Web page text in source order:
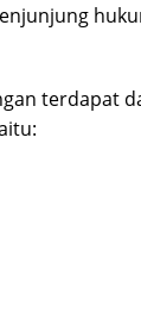
terdapat